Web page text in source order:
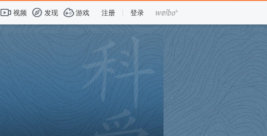
 视频 F 发现 G游戏 注册 登录